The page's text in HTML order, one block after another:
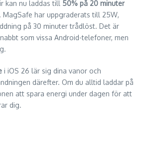
kan nu laddas till 50% på 20 minuter
. MagSafe har uppgraderats till 25W,
på 30 minuter trådlöst. Det är
som vissa Android-telefoner, men
i iOS 26 lär sig dina vanor och
därefter. Om du alltid laddar på
att spara energi under dagen för att
dig.